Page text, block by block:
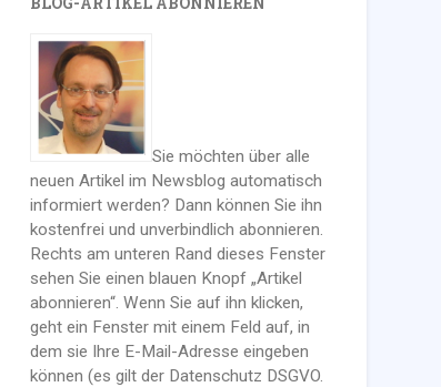
Sie möchten über alle
neuen Artikel im Newsblog automatisch
informiert werden? Dann können Sie ihn
kostenfrei und unverbindlich abonnieren.
Rechts am unteren Rand dieses Fenster
sehen Sie einen blauen Knopf „Artikel
abonnieren“. Wenn Sie auf ihn klicken,
geht ein Fenster mit einem Feld auf, in
dem sie Ihre E-Mail-Adresse eingeben
können (es gilt der Datenschutz DSGVO.